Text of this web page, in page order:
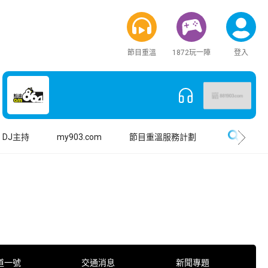
節目重溫 1872玩一陣 登入
DJ主持 my903.com 節目重溫服務計劃
一號 交通消息 新聞專題